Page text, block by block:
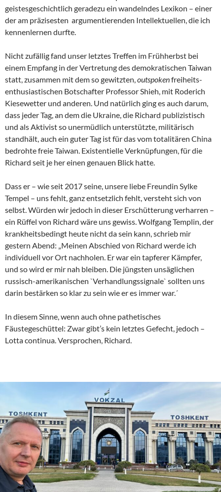
geistesgeschichtlich geradezu ein wandelndes Lexikon – einer
der am präzisesten argumentierenden Intellektuellen, die ich
kennenlernen durfte.
Nicht zufällig fand unser letztes Treffen im Frühherbst bei
einem Empfang in der Vertretung des demokratischen Taiwan
statt, zusammen mit dem so gewitzten,outspokenfreiheits-
enthusiastischen Botschafter Professor Shieh, mit Roderich
Kiesewetter und anderen. Und natürlich ging es auch darum,
dass jeder Tag, an dem die Ukraine, die Richard publizistisch
und als Aktivist so unermüdlich unterstützte, militärisch
standhält, auch ein guter Tag ist für das vom totalitären China
bedrohte freie Taiwan. Existentielle Verknüpfungen, für die
Richard seit je her einen genauen Blick hatte.
Dass er – wie seit 2017 seine, unsere liebe Freundin Sylke
Tempel – uns fehlt, ganz entsetzlich fehlt, versteht sich von
selbst. Würden wir jedoch in dieser Erschütterung verharren –
ein Rüffel von Richard wäre uns gewiss. Wolfgang Templin, der
krankheitsbedingt heute nicht da sein kann, schrieb mir
gestern Abend: „Meinen Abschied von Richard werde ich
individuell vor Ort nachholen. Er war ein tapferer Kämpfer,
und so wird er mir nah bleiben. Die jüngsten unsäglichen
russisch-amerikanischen `Verhandlungssignale` sollten uns
darin bestärken so klar zu sein wie er es immer war.´
In diesem Sinne, wenn auch ohne pathetisches
Fäustegeschüttel: Zwar gibt’s kein letztes Gefecht, jedoch –
Lotta continua. Versprochen, Richard.